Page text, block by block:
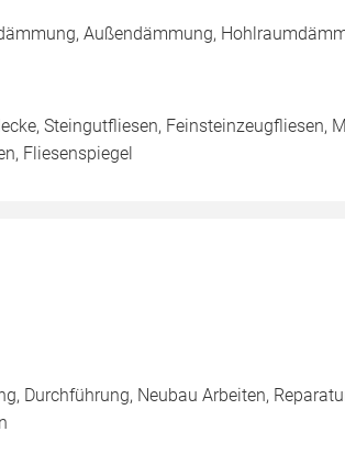
Außendämmung,
Steingutfliesen, Feinsteinzeugfliesen,
Fliesenspiegel
Durchführung, Neubau Arbeiten,